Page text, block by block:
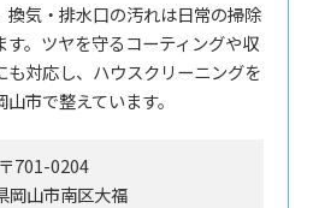
換気・排水口の汚れは日常の掃除
。ツヤを守るコーティングや収
対応し、ハウスクリーニングを
市で整えています。
〒701-0204
岡山市南区大福